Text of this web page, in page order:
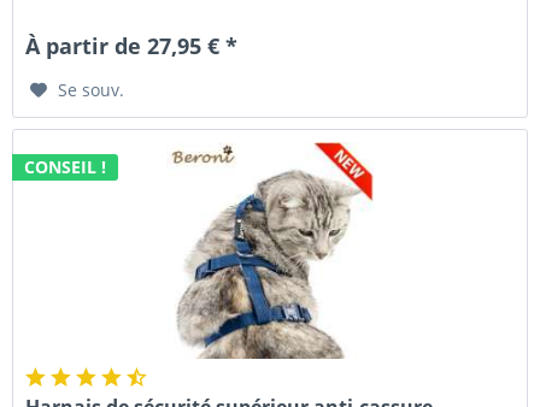
À partir de 27,95 € *
Se souv.
CONSEIL !